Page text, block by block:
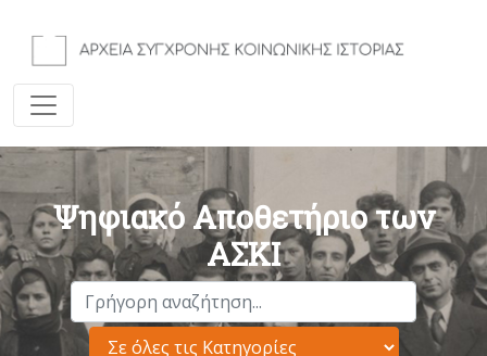
Ψηφιακό Αποθετήριο των
ΑΣΚΙ